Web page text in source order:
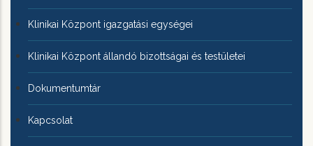
Klinikai Központ igazgatási egységei
Klinikai Központ állandó bizottságai és testületei
Dokumentumtár
Kapcsolat